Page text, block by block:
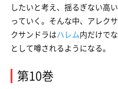
したいと考え、揺るぎない高
っていく。そんな中、アレク
クサンドラはハレム内だけで
として噂されるようになる。
第10巻